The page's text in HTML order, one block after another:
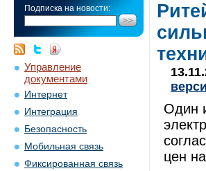
Подписка на новости:
Управление
документами
Интернет
Интеграция
Безопасность
Мобильная связь
Фиксированная связь
Один
цен